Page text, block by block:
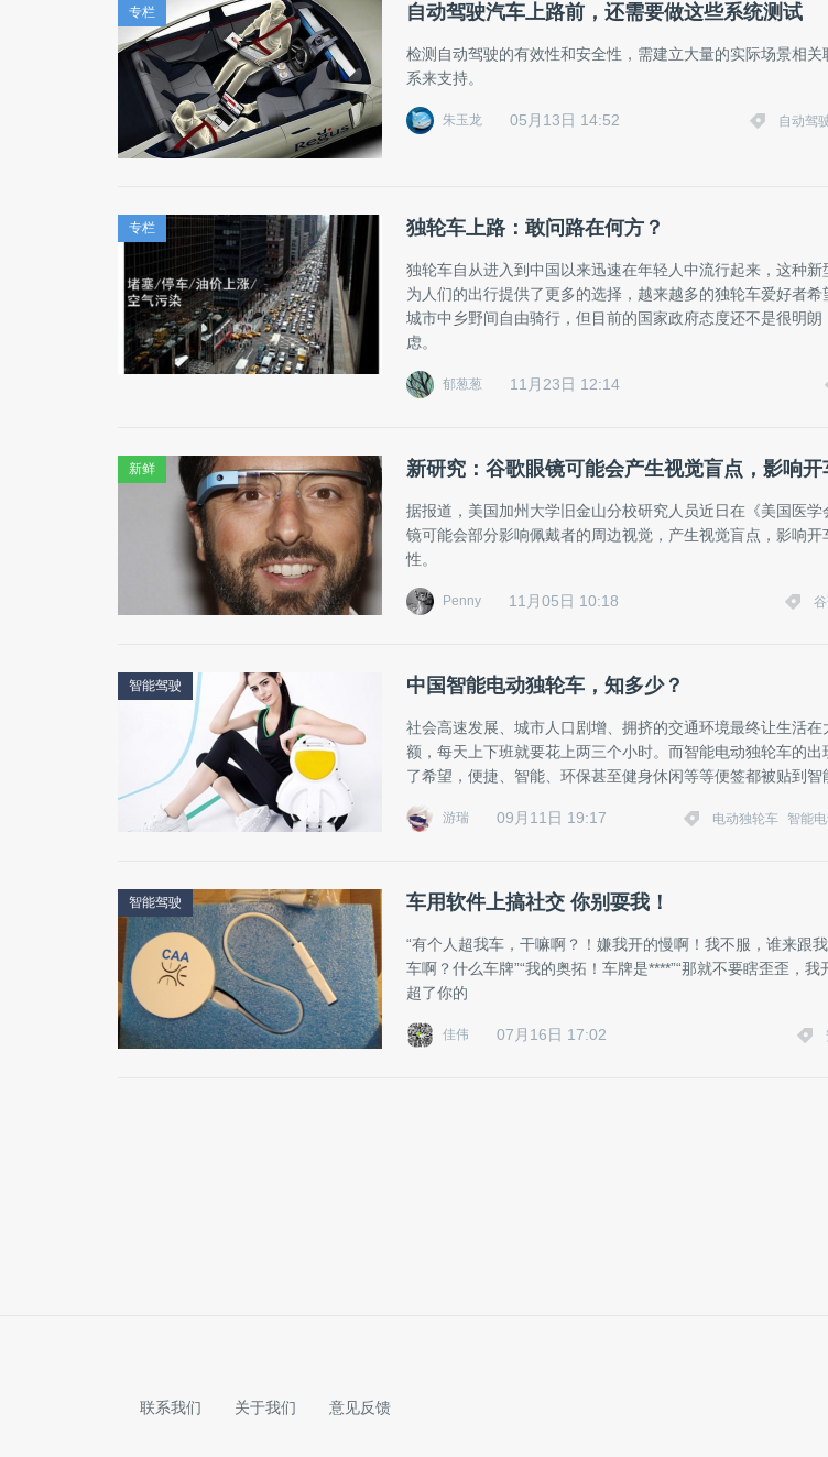
专栏 自动驾驶汽车上路前，还需要做这些系统测试
检测自动驾驶的有效性和安全性，需建立大量的实际场景相
系来支持。
朱玉龙 05月13日 14:52 自动驾
专栏 独轮车上路：敢问路在何方？
独轮车自从进入到中国以来迅速在年轻人中流行起来，这种
为人们的出行提供了更多的选择，越来越多的独轮车爱好者
城市中乡野间自由骑行，但目前的国家政府态度还不是很明
虑。
郁葱葱 11月23日 12:14
新鲜 新研究：谷歌眼镜可能会产生视觉盲点，影响开
据报道，美国加州大学旧金山分校研究人员近日在《美国医学
镜可能会部分影响佩戴者的周边视觉，产生视觉盲点，影响开
性。
Penny 11月05日 10:18
智能驾驶 中国智能电动独轮车，知多少？
社会高速发展、城市人口剧增、拥挤的交通环境最终让生活
额，每天上下班就要花上两三个小时。而智能电动独轮车的出
了希望，便捷、智能、环保甚至健身休闲等等便签都被贴到智
游瑞 09月11日 19:17 电动独轮车 智能
智能驾驶 车用软件上搞社交 你别耍我！
“有个人超我车，干嘛啊？！嫌我开的慢啊！我不服，谁来跟
车啊？什么车牌”“我的奥拓！车牌是****”“那就不要瞎歪歪，我
超了你的
佳伟 07月16日 17:02
联系我们 关于我们 意见反馈